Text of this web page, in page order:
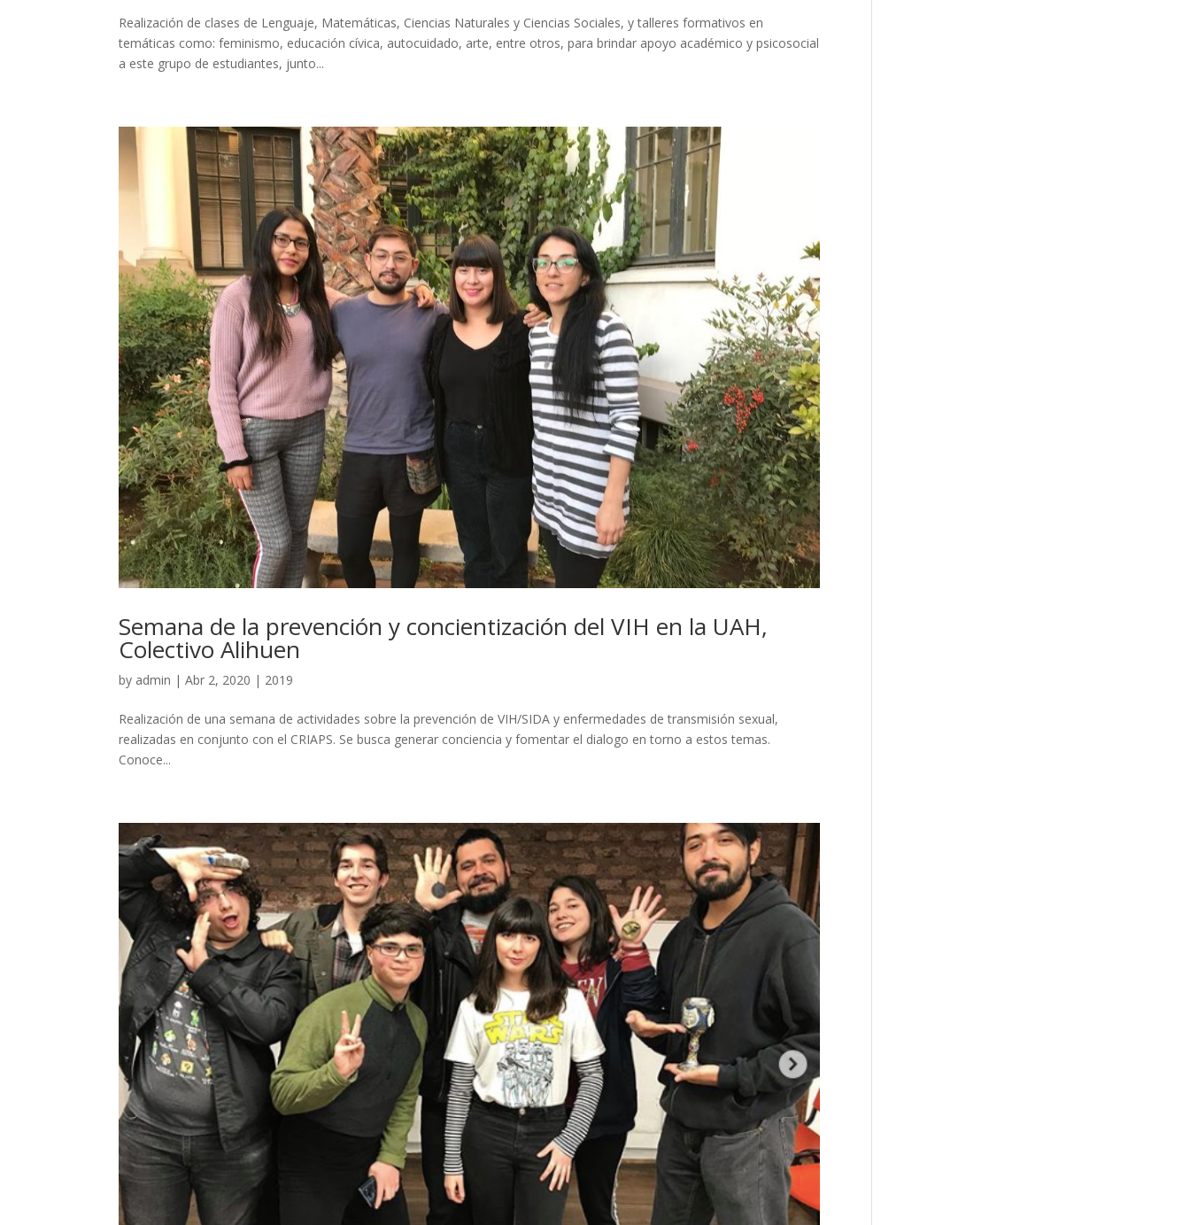
Realización de clases de Lenguaje, Matemáticas, Ciencias Naturales y Ciencias Sociales, y talleres formativos en
temáticas como: feminismo, educación cívica, autocuidado, arte, entre otros, para brindar apoyo académico y psicosocial
a este grupo de estudiantes, junto...
Semana de la prevención y concientización del VIH en la UAH,
Colectivo Alihuen
by admin |Abr 2, 2020 | 2019
Realización de una semana de actividades sobre la prevención de VIH/SIDA y enfermedades de transmisión sexual,
realizadas en conjunto con el CRIAPS. Se busca generar conciencia y fomentar el dialogo en torno a estos temas.
Conoce...